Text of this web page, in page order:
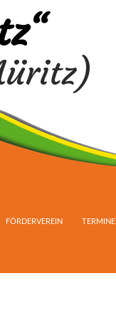
FÖRDERVEREIN TERMINE